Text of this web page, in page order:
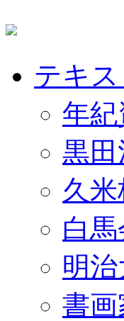
テキス
年
黒
久
白
明
書